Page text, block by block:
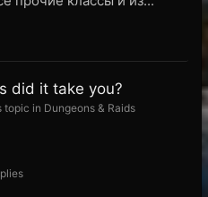
did it take you?
topic in Dungeons & Raids